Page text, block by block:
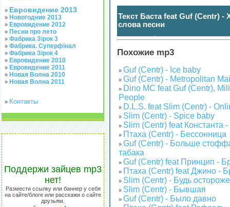
» Евровидение 2013
» Новогодние 2013
» Евровидение 2012
» Песни про лето
» Фабрика Зірок 3
» Фабрика. Суперфінал
» Фабрика Зірок 4
» Евровидение 2010
» Евровидение 2011
» Новая Волна 2010
» Новая Волна 2011
» Контакты
Поддержи зайцев mp3
нет!
Размести ссылку или баннер у себя
на сайте/блоге или расскажи о сайте
друзьям.
Текст Баста feat Guf (Centr)
слова песни
(нажмите чтобы показать / спрятать)
Похожие mp3
» Guf (Centr) - Ice baby
» Guf (Centr) - Metropolitan
» Dino MC feat Guf (Centr),
People
» D.L.S. feat Slim (Centr) -
» Slim (Centr) - Spice baby
» Slim (Centr) feat Константа -
» Птаха (Centr) - Бессонница
» Guf (Centr) - Больше
табака
» Guf (Centr) feat Принцип -
» Птаха (Centr) feat Джино -
» Slim (Centr) - Будь
» Slim (Centr) - Бывшая
» Guf (Centr) - Было давно